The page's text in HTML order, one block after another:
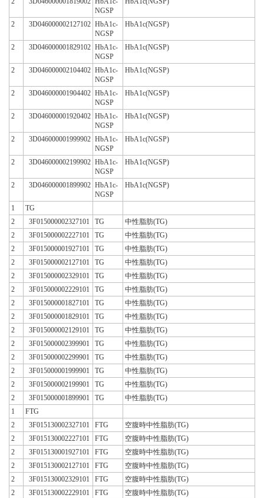
NGSP
2 3D046000002127102 HbA1c-
NGSP
HbA1c(NGSP)
2 3D046000001829102 HbA1c-
NGSP
HbA1c(NGSP)
2 3D046000002104402 HbA1c-
NGSP
HbA1c(NGSP)
2 3D046000001904402 HbA1c-
NGSP
HbA1c(NGSP)
2 3D046000001920402 HbA1c-
NGSP
HbA1c(NGSP)
2 3D046000001999902 HbA1c-
NGSP
HbA1c(NGSP)
2 3D046000002199902 HbA1c-
NGSP
HbA1c(NGSP)
2 3D046000001899902 HbA1c-
NGSP
HbA1c(NGSP)
1
TG
2
3F015000002327101 TG
中性脂肪(TG)
2
3F015000002227101 TG
中性脂肪(TG)
2
3F015000001927101 TG
中性脂肪(TG)
2
3F015000002127101 TG
中性脂肪(TG)
2
3F015000002329101 TG
中性脂肪(TG)
2
3F015000002229101 TG
中性脂肪(TG)
2
3F015000001827101 TG
中性脂肪(TG)
2
3F015000001829101 TG
中性脂肪(TG)
2
3F015000002129101 TG
中性脂肪(TG)
2
3F015000002399901 TG
中性脂肪(TG)
2
3F015000002299901 TG
中性脂肪(TG)
2
3F015000001999901 TG
中性脂肪(TG)
2
3F015000002199901 TG
中性脂肪(TG)
2
3F015000001899901 TG
中性脂肪(TG)
1
FTG
2
3F015130002327101 FTG
空腹時中性脂肪(TG)
2
3F015130002227101 FTG
空腹時中性脂肪(TG)
2
3F015130001927101 FTG
空腹時中性脂肪(TG)
2
3F015130002127101 FTG
空腹時中性脂肪(TG)
2
3F015130002329101 FTG
空腹時中性脂肪(TG)
2
3F015130002229101 FTG
空腹時中性脂肪(TG)